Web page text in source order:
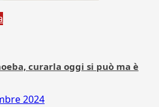
curarla oggi si può ma è
2024